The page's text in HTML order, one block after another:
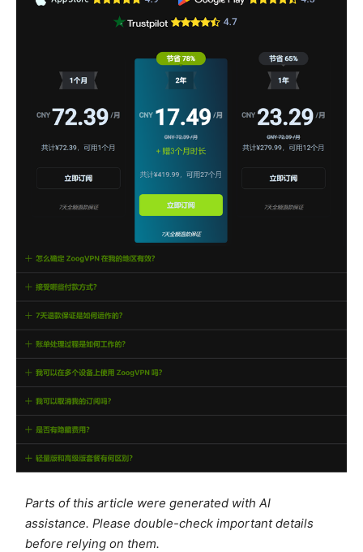
Parts of this article were generated with AI
assistance. Please double-check important details
before relying on them.